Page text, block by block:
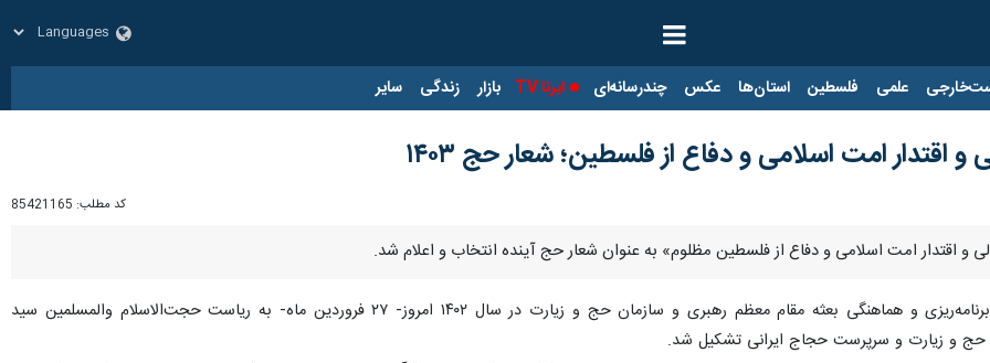
علمی فلسطین استان‌ها عکس چندرسانه‌ای ایرنا TV بازار زندگی سایر
امت اسلامی و دفاع از فلسطین؛ شعار حج ۱۴۰۳
کد مطلب: 85421165